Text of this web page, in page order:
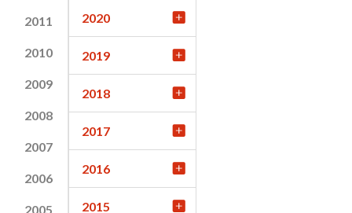
2011
2010
2009
2008
2007
2006
2005
2020
2019
2018
2017
2016
2015